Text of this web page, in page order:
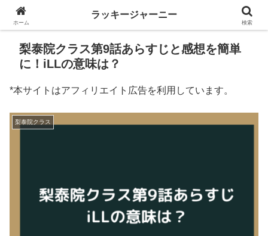
梨泰院クラス第9話あらすじと感想を簡単
に！iLLの意味は？
*本サイトはアフィリエイト広告を利用しています。
梨泰院クラス
ホーム
ラッキージャーニー
検索